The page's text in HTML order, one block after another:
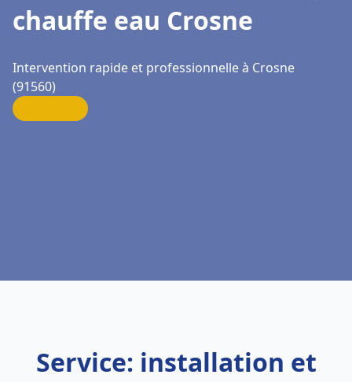
chauffe eau Crosne
Intervention rapide et professionnelle à Crosne
(91560)
Service: installation et